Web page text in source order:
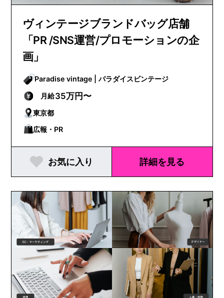
ヴィンテージブランドバッグ店舗
「PR /SNS運営/プロモーションの企
画」
Paradise vintage | パラダイスビンテージ
月給35万円〜
東京都
広報・PR
お気に入り 詳細を見る